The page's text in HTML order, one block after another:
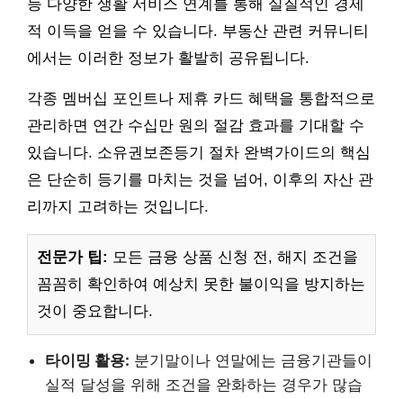
등 다양한 생활 서비스 연계를 통해 실질적인 경제
적 이득을 얻을 수 있습니다. 부동산 관련 커뮤니티
에서는 이러한 정보가 활발히 공유됩니다.
각종 멤버십 포인트나 제휴 카드 혜택을 통합적으로
관리하면 연간 수십만 원의 절감 효과를 기대할 수
있습니다. 소유권보존등기 절차 완벽가이드의 핵심
은 단순히 등기를 마치는 것을 넘어, 이후의 자산 관
리까지 고려하는 것입니다.
전문가 팁: 모든 금융 상품 신청 전, 해지 조건을
꼼꼼히 확인하여 예상치 못한 불이익을 방지하는
것이 중요합니다.
타이밍 활용: 분기말이나 연말에는 금융기관들이
실적 달성을 위해 조건을 완화하는 경우가 많습